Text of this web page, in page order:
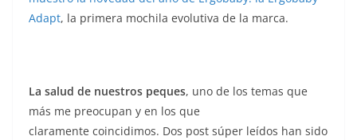
Adapt, la primera mochila evolutiva de la marca.
La salud de nuestros peques, uno de los temas que
más me preocupan y en los que
claramente coincidimos. Dos post súper leídos han sido